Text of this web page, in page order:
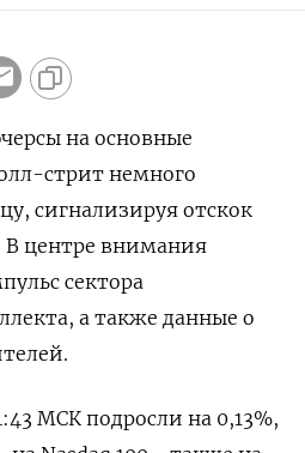
на основные
стрит немного
сигнализируя отскок
В центре внимания
сектора
а также данные о
МСК подросли на 0,13%,